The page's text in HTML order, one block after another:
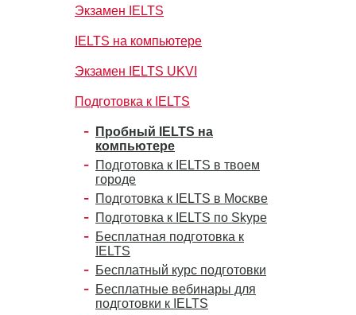
Экзамен IELTS
IELTS на компьютере
Экзамен IELTS UKVI
Подготовка к IELTS
Пробный IELTS на
компьютере
Подготовка к IELTS в твоем
городе
Подготовка к IELTS в Москве
Подготовка к IELTS по Skype
Бесплатная подготовка к
IELTS
Бесплатный курс подготовки
Бесплатные вебинары для
подготовки к IELTS